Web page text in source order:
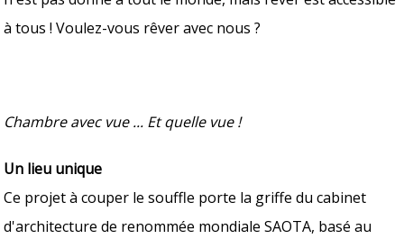
à tous ! Voulez-vous rêver avec nous ?
Chambre avec vue ... Et quelle vue !
Un lieu unique
Ce projet à couper le souffle porte la griffe du cabinet
d'architecture de renommée mondiale SAOTA, basé au